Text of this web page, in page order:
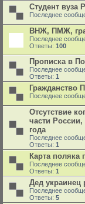
Студент вуза
Последнее
ВНЖ, ПМЖ,
Последнее
Ответы: 100
Прописка в
Последнее
Ответы: 1
Гражданство
Последнее
Отсутствие
части
года
Последнее
Ответы: 1
Карта поляка
Последнее
Ответы: 1
Дед
Последнее
Ответы: 5